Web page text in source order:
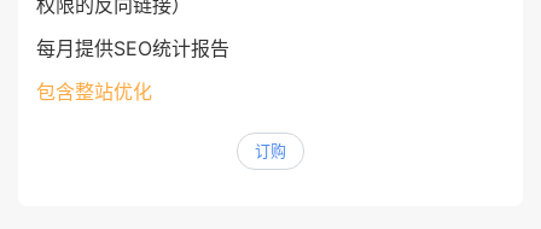
权限的反向链接）
每月提供SEO统计报告
包含整站优化
订购